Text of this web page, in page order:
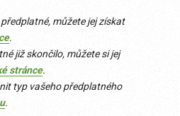
můžete jej získat
.
již skončilo, můžete si jej
stránce.
typ vašeho předplatného
.